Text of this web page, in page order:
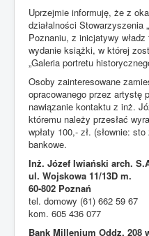
Galeria portretu
działalności
Uprzejmie informuję, że z
działalności Stowarzyszenia
Poznaniu, z inicjatywy
wydanie książki, w której
„Galeria portretu
Osoby zainteresowane
opracowanego przez artystę
nawiązanie kontaktu z inż.
któremu należy przesłać
wpłaty 100,- zł. (słownie:
bankowe.
Inż. Józef Iwiański arch.
ul. Wojskowa 11/13D m.
60-802 Poznań
tel. domowy (61) 662 59 67
kom. 605 436 077
Bank Millenium Oddz. 208